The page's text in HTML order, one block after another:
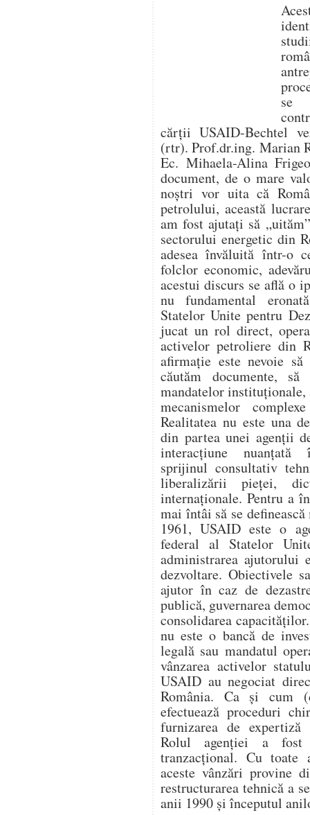
se
cărții USAID-Bechtel
(rtr). Prof.dr.ing. Marian
Ec. Mihaela-Alina
document, de o mare
noștri vor uita că
petrolului, această
am fost ajutați să
sectorului energetic din
adesea învăluită într-o
folclor economic,
acestui discurs se află o
nu fundamental
Statelor Unite pentru
jucat un rol direct,
activelor petroliere din
afirmație este nevoie
căutăm documente,
mandatelor instituționale,
mecanismelor
Realitatea nu este una
din partea unei agenții
interacțiune
sprijinul consultativ
liberalizării pieței,
internaționale. Pentru a
mai întâi să se
1961, USAID este o
federal al Statelor
administrarea ajutorului
dezvoltare. Obiectivele
ajutor în caz de
publică, guvernarea
consolidarea
nu este o bancă de
legală sau mandatul
vânzarea activelor
USAID au negociat
România. Ca și cum
efectuează proceduri
furnizarea de expertiză
Rolul agenției a fost
tranzacțional. Cu toate
aceste vânzări provine
restructurarea tehnică a
anii 1990 și începutul